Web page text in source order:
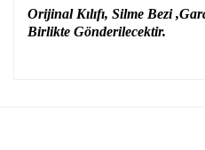
Orijinal Kılıfı, Silme Bezi
Birlikte Gönderilecektir.